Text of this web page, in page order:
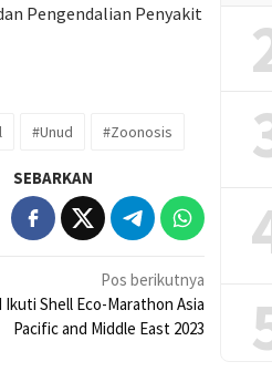
Pengendalian Penyakit
#Unud #Zoonosis
SEBARKAN
Pos berikutnya
Ikuti Shell Eco-Marathon Asia
Pacific and Middle East 2023